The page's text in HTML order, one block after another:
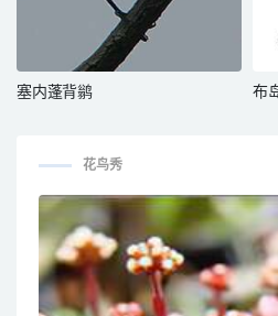
塞内蓬背鹟 布
花鸟秀